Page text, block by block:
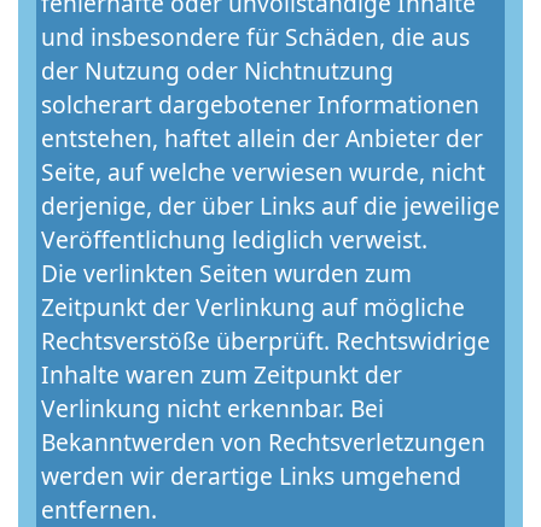
und insbesondere für Schäden, die aus
der Nutzung oder Nichtnutzung
solcherart dargebotener Informationen
entstehen, haftet allein der Anbieter der
Seite, auf welche verwiesen wurde, nicht
derjenige, der über Links auf die jeweilige
Veröffentlichung lediglich verweist.
Die verlinkten Seiten wurden zum
Zeitpunkt der Verlinkung auf mögliche
Rechtsverstöße überprüft. Rechtswidrige
Inhalte waren zum Zeitpunkt der
Verlinkung nicht erkennbar. Bei
Bekanntwerden von Rechtsverletzungen
werden wir derartige Links umgehend
entfernen.